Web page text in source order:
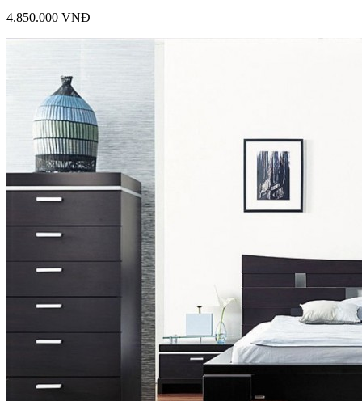
4.850.000 VNĐ